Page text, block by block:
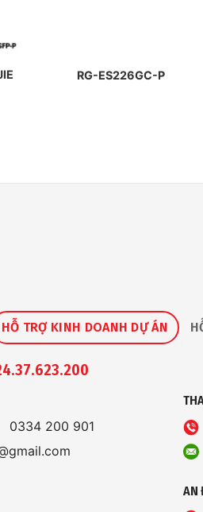
RG-ES226GC-P
HỖ TRỢ KINH DOANH DỰ ÁN
0334 200 901
AN